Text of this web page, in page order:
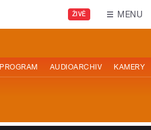
ŽIVĚ MENU
PROGRAM AUDIOARCHIV KAMERY